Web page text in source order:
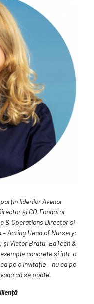
liderilor Avenor
și CO-Fondator
& Operations Director si
– Acting Head of Nursery;
și Victor Bratu, EdTech &
concrete și într-o
pe o invitație – nu ca pe
că se poate.